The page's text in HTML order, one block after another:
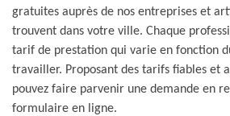
gratuites auprès de nos entreprises et
trouvent dans votre ville. Chaque
tarif de prestation qui varie en fonction
travailler. Proposant des tarifs fiables et
pouvez faire parvenir une demande en
formulaire en ligne.